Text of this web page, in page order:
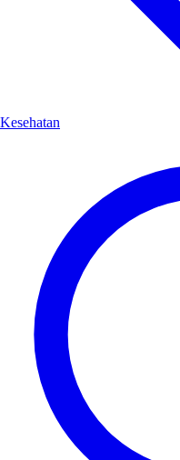
Kesehatan